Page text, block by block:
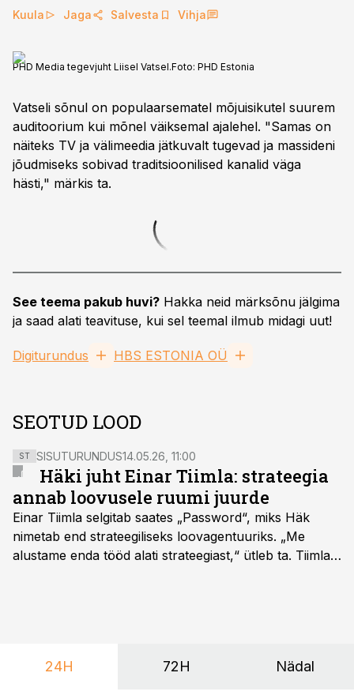
Kuula Jaga Salvesta Vihja
PHD Media tegevjuht Liisel Vatsel.Foto: PHD Estonia
Vatseli sõnul on populaarsematel mõjuisikutel suurem
auditoorium kui mõnel väiksemal ajalehel. "Samas on
näiteks TV ja välimeedia jätkuvalt tugevad ja massideni
jõudmiseks sobivad traditsioonilised kanalid väga
hästi," märkis ta.
See teema pakub huvi? Hakka neid märksõnu jälgima
ja saad alati teavituse, kui sel teemal ilmub midagi uut!
Digiturundus HBS ESTONIA OÜ
SEOTUD LOOD
ST SISUTURUNDUS14.05.26, 11:00
Häki juht Einar Tiimla: strateegia
annab loovusele ruumi juurde
Einar Tiimla selgitab saates „Password“, miks Häk
nimetab end strateegiliseks loovagentuuriks. „Me
alustame enda tööd alati strateegiast,“ ütleb ta. Tiimla
24H 72H Nädal